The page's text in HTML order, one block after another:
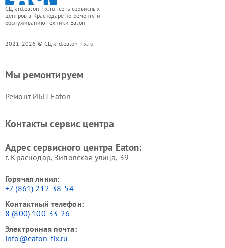
СЦ krd.eaton-fix.ru - сеть сервисных
центров в Краснодаре по ремонту и
обслуживанию техники Eaton
2021-2026 © СЦ krd.eaton-fix.ru
Мы ремонтируем
Ремонт ИБП Eaton
Контакты сервис центра
Адрес сервисного центра Eaton:
г. Краснодар, Зиповская улица, 39
Горячая линия:
+7 (861) 212-38-54
Контактный телефон:
8 (800) 100-33-26
Электронная почта:
info@eaton-fix.ru